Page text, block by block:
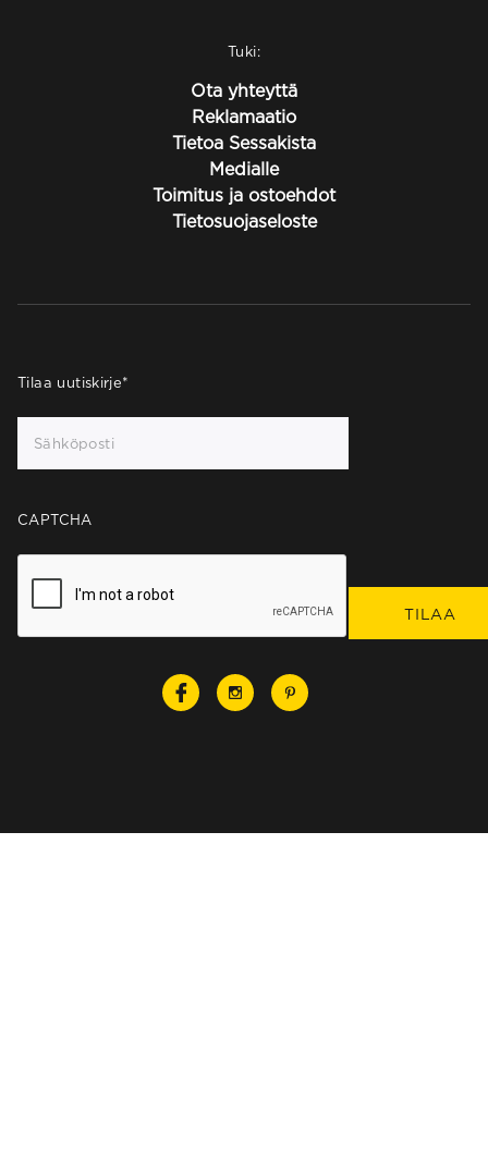
Tuki:
Ota yhteyttä
Reklamaatio
Tietoa Sessakista
Medialle
Toimitus ja ostoehdot
Tietosuojaseloste
Tilaa uutiskirje*
CAPTCHA